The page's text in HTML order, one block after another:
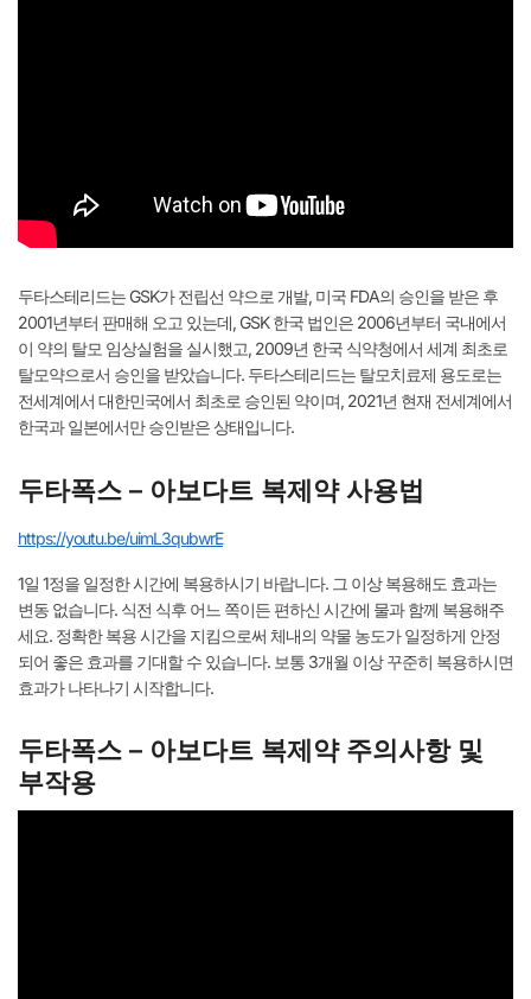
두타스테리드는 GSK가 전립선 약으로 개발, 미국 FDA의 승인을 받은 후
2001년부터 판매해 오고 있는데, GSK 한국 법인은 2006년부터 국내에서
이 약의 탈모 임상실험을 실시했고, 2009년 한국 식약청에서 세계 최초로
탈모약으로서 승인을 받았습니다. 두타스테리드는 탈모치료제 용도로는
전세계에서 대한민국에서 최초로 승인된 약이며, 2021년 현재 전세계에서
한국과 일본에서만 승인받은 상태입니다.
두타폭스 – 아보다트 복제약 사용법
https://youtu.be/uimL3qubwrE
1일 1정을 일정한 시간에 복용하시기 바랍니다. 그 이상 복용해도 효과는
변동 없습니다. 식전 식후 어느 쪽이든 편하신 시간에 물과 함께 복용해주
세요. 정확한 복용 시간을 지킴으로써 체내의 약물 농도가 일정하게 안정
되어 좋은 효과를 기대할 수 있습니다. 보통 3개월 이상 꾸준히 복용하시면
효과가 나타나기 시작합니다.
두타폭스 – 아보다트 복제약 주의사항 및
부작용